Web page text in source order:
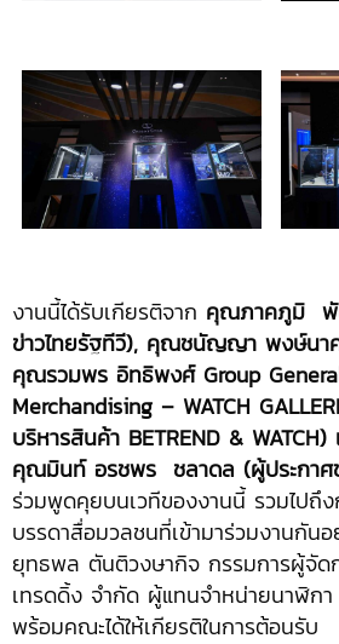
งานนี้ได้รับเกียรติจาก คุณภาคภูมิ พั
ข่าวไทยรัฐทีวี), คุณชนัญญา พงษ์นา
คุณรวมพร อิทธิพงศ์ Group
Merchandising – WATCH
บริหารสินค้า BETREND &
คุณมินท์ อรชพร ชลาดล (ผู้ประกาศ
ร่วมพูดคุยบนเวทีของงานนี้ รวมไปถึ
บรรดาสื่อมวลชนที่เข้ามาร่วมงานกั
ยุทธพล ตันติวงษากิจ กรรมการผู้จัด
เทรดดิ้ง จำกัด ผู้แทนจำหน่ายนาฬิกา
พร้อมคณะได้ให้เกียรติในการต้อนรับ